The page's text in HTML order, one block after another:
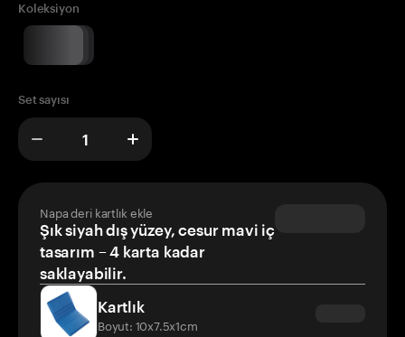
Koleksiyon
Set sayısı
Napa deri kartlık ekle
Şık siyah dış yüzey, cesur mavi iç
tasarım – 4 karta kadar
saklayabilir.
Kartlık
Boyut: 10x7.5x1cm